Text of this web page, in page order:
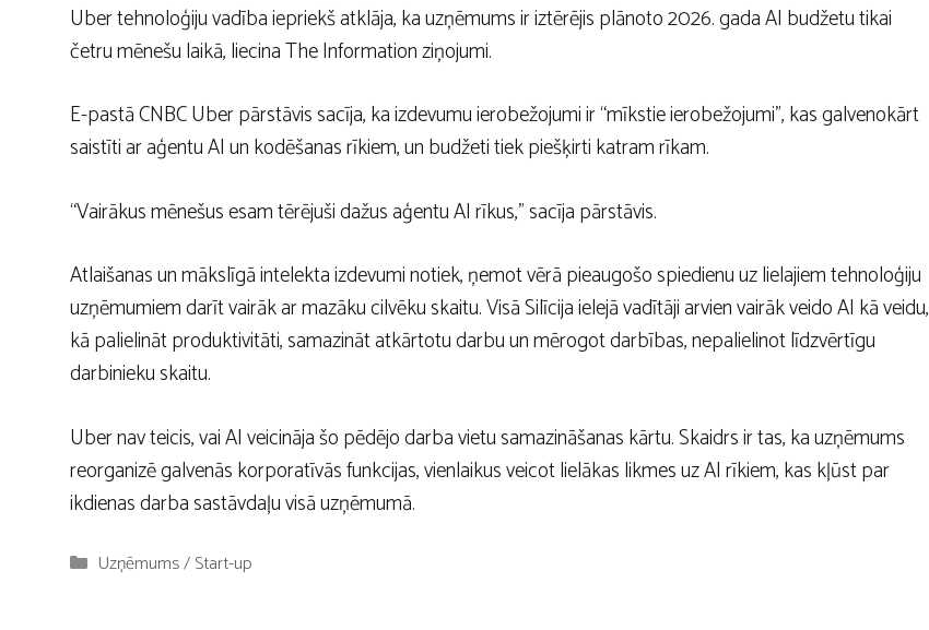
Uber tehnoloģiju vadība iepriekš atklāja, ka uzņēmums ir iztērējis plānoto 2026. gada AI budžetu tikai
četru mēnešu laikā, liecina The Information ziņojumi.
E-pastā CNBC Uber pārstāvis sacīja, ka izdevumu ierobežojumi ir “mīkstie ierobežojumi”, kas galvenokārt
saistīti ar aģentu AI un kodēšanas rīkiem, un budžeti tiek piešķirti katram rīkam.
“Vairākus mēnešus esam tērējuši dažus aģentu AI rīkus,” sacīja pārstāvis.
Atlaišanas un mākslīgā intelekta izdevumi notiek, ņemot vērā pieaugošo spiedienu uz lielajiem tehnoloģiju
uzņēmumiem darīt vairāk ar mazāku cilvēku skaitu. Visā Silīcija ielejā vadītāji arvien vairāk veido AI kā veidu,
kā palielināt produktivitāti, samazināt atkārtotu darbu un mērogot darbības, nepalielinot līdzvērtīgu
darbinieku skaitu.
Uber nav teicis, vai AI veicināja šo pēdējo darba vietu samazināšanas kārtu. Skaidrs ir tas, ka uzņēmums
reorganizē galvenās korporatīvās funkcijas, vienlaikus veicot lielākas likmes uz AI rīkiem, kas kļūst par
ikdienas darba sastāvdaļu visā uzņēmumā.
Kategorijas
Uzņēmums / Start-up